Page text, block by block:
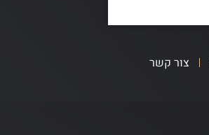
צור קשר